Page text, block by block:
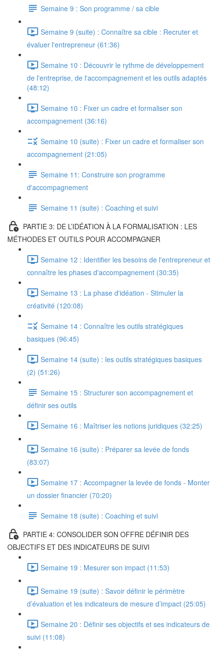
Semaine 9 : Son programme / sa cible
Semaine 9 (suite) : Connaître sa cible : Recruter et
évaluer l'entrepreneur (61:36)
Semaine 10 : Découvrir le rythme de développement
de l'entreprise, de l'accompagnement et les outils adaptés
(48:12)
Semaine 10 : Fixer un cadre et formaliser son
accompagnement (36:16)
Semaine 10 (suite) : Fixer un cadre et formaliser son
accompagnement (21:05)
Semaine 11: Construire son programme
d'accompagnement
Semaine 11 (suite) : Coaching et suivi
PARTIE 3: DE L’IDÉATION À LA FORMALISATION : LES
MÉTHODES ET OUTILS POUR ACCOMPAGNER
Semaine 12 : Identifier les besoins de l'entrepreneur et
connaître les phases d'accompagnement (30:35)
Semaine 13 : La phase d'idéation - Stimuler la
créativité (120:08)
Semaine 14 : Connaître les outils stratégiques
basiques (96:45)
Semaine 14 (suite) : les outils stratégiques basiques
(2) (51:26)
Semaine 15 : Structurer son accompagnement et
définir ses outils
Semaine 16 : Maîtriser les notions juridiques (32:25)
Semaine 16 (suite) : Préparer sa levée de fonds
(83:07)
Semaine 17 : Accompagner la levée de fonds - Monter
un dossier financier (70:20)
Semaine 18 (suite) : Coaching et suivi
PARTIE 4: CONSOLIDER SON OFFRE DÉFINIR DES
OBJECTIFS ET DES INDICATEURS DE SUIVI
Semaine 19 : Mesurer son impact (11:53)
Semaine 19 (suite) : Savoir définir le périmètre
d’évaluation et les indicateurs de mesure d’impact (25:05)
Semaine 20 : Définir ses objectifs et ses indicateurs de
suivi (11:08)